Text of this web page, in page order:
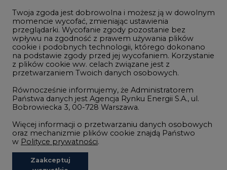
Atom
Fotowoltaika
Offshore wind
Zielone samorządy
Zielona gospodarka
©2002- 2021 - 2026
Twoja zgoda jest dobrowolna i możesz ją w dowolnym
momencie wycofać, zmieniając ustawienia
przeglądarki. Wycofanie zgody pozostanie bez
wpływu na zgodność z prawem używania plików
cookie i podobnych technologii, którego dokonano
na podstawie zgody przed jej wycofaniem. Korzystanie
z plików cookie ww. celach związane jest z
przetwarzaniem Twoich danych osobowych.
Równocześnie informujemy, że Administratorem
Państwa danych jest Agencja Rynku Energii S.A., ul.
Bobrowiecka 3, 00-728 Warszawa.
Więcej informacji o przetwarzaniu danych osobowych
oraz mechanizmie plików cookie znajdą Państwo
w Polityce prywatności.
Zaakceptuj